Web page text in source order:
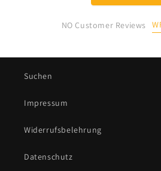
NO Customer Reviews
Suchen
Impressum
Widerrufsbelehrung
Datenschutz